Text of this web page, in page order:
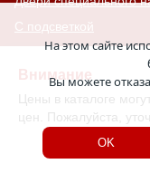
Внимание
Цены в каталоге
цен. Пожалуйста,
С подсветкой
Двери в общий
С минеральной
С патиной
Двери с
Двери для магазина
На этом сайте
Вы можете
OK